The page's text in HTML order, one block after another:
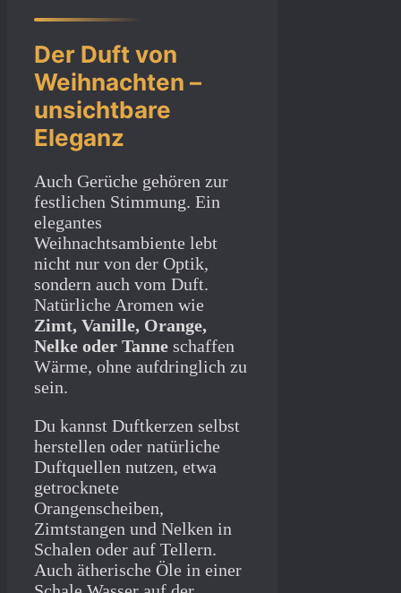
Der Duft von
Weihnachten –
unsichtbare
Eleganz
Auch Gerüche gehören zur
festlichen Stimmung. Ein
elegantes
Weihnachtsambiente lebt
nicht nur von der Optik,
sondern auch vom Duft.
Natürliche Aromen wie
Zimt, Vanille, Orange,
Nelke oder Tanne schaffen
Wärme, ohne aufdringlich zu
sein.
Du kannst Duftkerzen selbst
herstellen oder natürliche
Duftquellen nutzen, etwa
getrocknete
Orangenscheiben,
Zimtstangen und Nelken in
Schalen oder auf Tellern.
Auch ätherische Öle in einer